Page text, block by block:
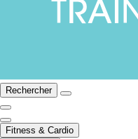
Rechercher
Fitness & Cardio